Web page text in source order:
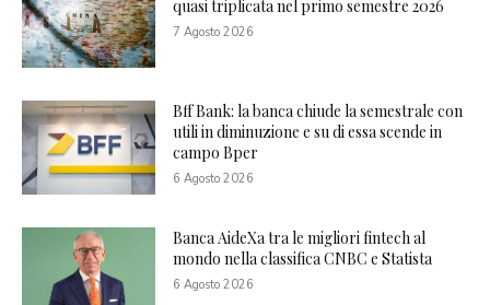
quasi triplicata nel primo semestre 2026
7 Agosto 2026
Bff Bank: la banca chiude la semestrale con
utili in diminuzione e su di essa scende in
campo Bper
6 Agosto 2026
Banca AideXa tra le migliori fintech al
mondo nella classifica CNBC e Statista
6 Agosto 2026